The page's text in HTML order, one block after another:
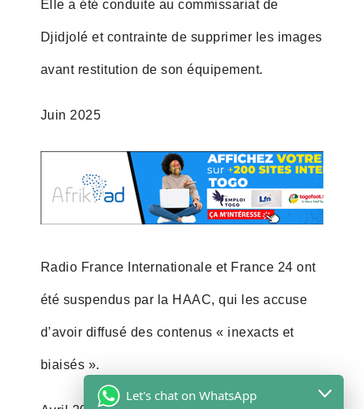
Elle a été conduite au commissariat de
Djidjolé et contrainte de supprimer les images
avant restitution de son équipement.
Juin 2025
Radio France Internationale et France 24 ont
été suspendus par la HAAC, qui les accuse
d’avoir diffusé des contenus « inexacts et
biaisés ».
Let's chat on WhatsApp